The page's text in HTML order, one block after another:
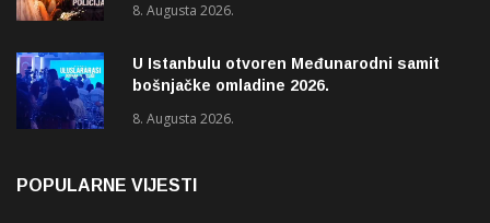
Pazaru
8. Augusta 2026.
U Istanbulu otvoren Međunarodni samit
bošnjačke omladine 2026.
8. Augusta 2026.
POPULARNE VIJESTI